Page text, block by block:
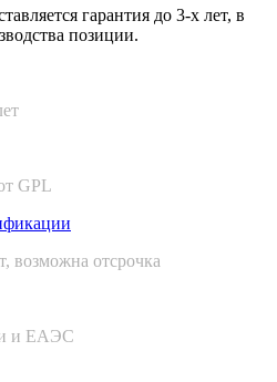
гарантия до 3-х лет, в
позиции.
GPL
возможна отсрочка
и ЕАЭС